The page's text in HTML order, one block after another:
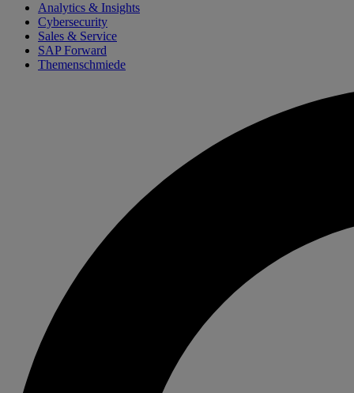
Analytics & Insights
Cybersecurity
Sales & Service
SAP Forward
Themenschmiede